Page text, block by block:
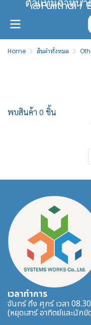
ตัวแทนจำหน่า
@Fujithai /
Home สินค้าทั้งหมด
พบสินค้า 0 ชิ้น
เวลาทำการ
จันทร์ ถึง ศุกร์ เวลา
(หยุดเสาร์ อาทิตย์และนัก